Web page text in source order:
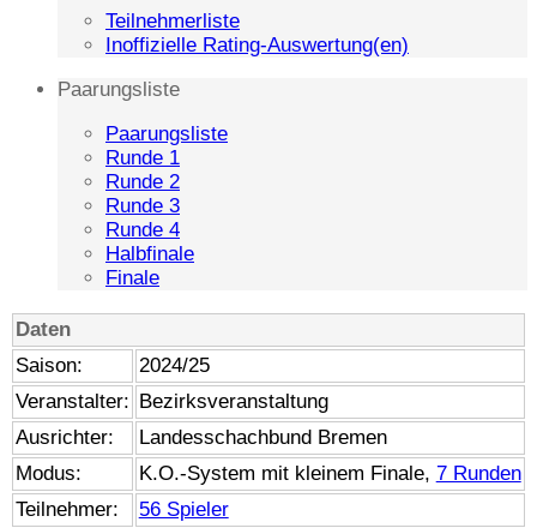
Teilnehmerliste
Inoffizielle Rating-Auswertung(en)
Paarungsliste
Paarungsliste
Runde 1
Runde 2
Runde 3
Runde 4
Halbfinale
Finale
Daten
Saison:
2024/25
Veranstalter: Bezirksveranstaltung
Ausrichter:
Landesschachbund Bremen
Modus:
K.O.-System mit kleinem Finale, 7 Runden
Teilnehmer:
56 Spieler